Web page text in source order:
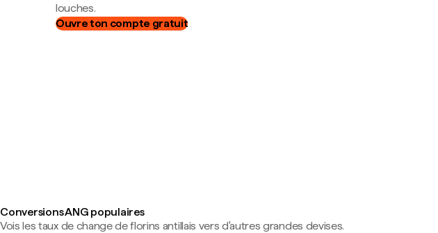
louches.
Ouvre ton compte gratuit
Conversions ANG populaires
Vois les taux de change de florins antillais vers d'autres grandes devises.